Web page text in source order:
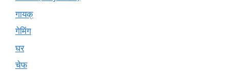
गायक्
गेमिंग
घर
चेफ